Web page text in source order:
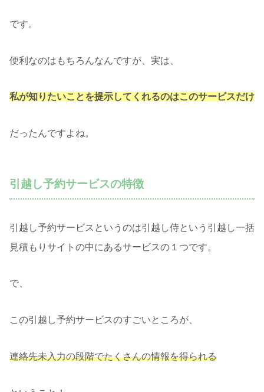
です。
便利なのはもちろんなんですが、実は、
私が知りたいことを提示してくれるのはこのサービスだけ
だったんですよね。
引越し予約サービスの特徴
引越し予約サービスというのは引越し侍という引越し一括
見積もりサイトの中にあるサービスの１つです。
で、
この引越し予約サービスのすごいところが、
連絡先未入力の段階でたくさんの情報を得られる